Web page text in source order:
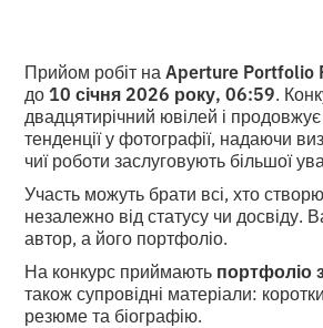
Прийом робіт наAperture Portfolio
до10 січня 2026 року, 06:59.
двадцятирічний ювілей і продовжує
тенденції у фотографії, надаючи
чиї роботи заслуговують більшої
Участь можуть брати всі, хто
незалежно від статусу чи досвіду.
автор, а його портфоліо.
На конкурс приймають портфоліо
також супровідні матеріали:
резюме та біографію.